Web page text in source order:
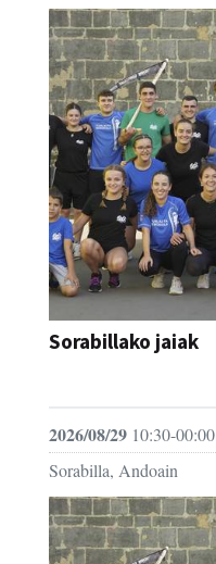
Sorabillako jaiak
2026/08/29 10:30-00:00
Sorabilla, Andoain